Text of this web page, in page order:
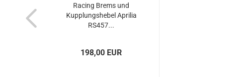
Racing Brems und
Kupplungshebel Aprilia
RS457...
198,00 EUR